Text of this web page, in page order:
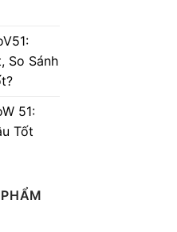
So Sánh
51:
Tốt